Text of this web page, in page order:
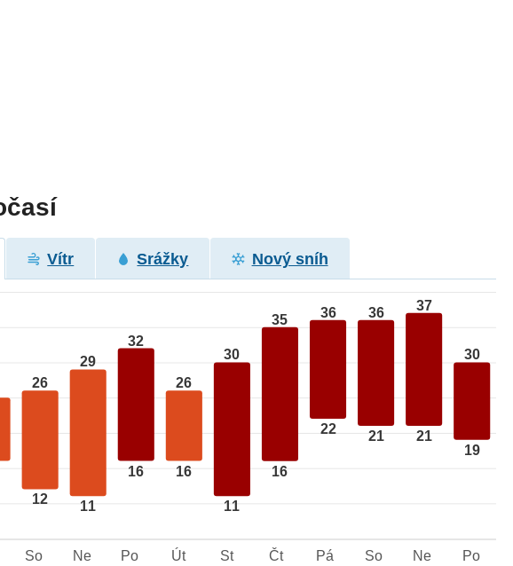
Vítr Srážky Nový sníh
26
12
29
11
32
16
26
16
30
11
35
16
36
22
36
21
37
21
30
19
So Ne Po Út St Čt Pá So Ne Po